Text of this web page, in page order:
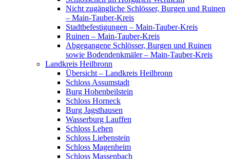
Nicht zugängliche Schlösser, Burgen und Ruinen
– Main-Tauber-Kreis
Stadtbefestigungen – Main-Tauber-Kreis
Ruinen – Main-Tauber-Kreis
Abgegangene Schlösser, Burgen und Ruinen
sowie Bodendenkmäler – Main-Tauber-Kreis
Landkreis Heilbronn
Übersicht – Landkreis Heilbronn
Schloss Assumstadt
Burg Hohenbeilstein
Schloss Horneck
Burg Jagsthausen
Wasserburg Lauffen
Schloss Lehen
Schloss Liebenstein
Schloss Magenheim
Schloss Massenbach